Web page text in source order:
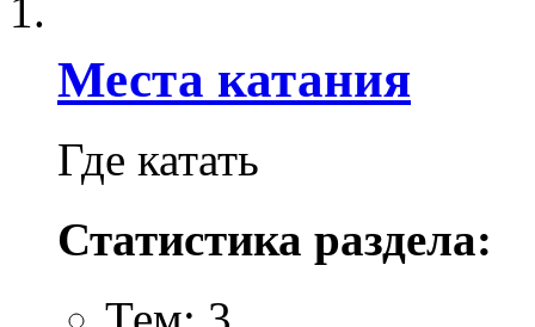
Места катания
Где катать
Статистика раздела: